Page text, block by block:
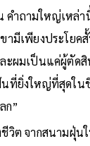
คำถามใหญ่เหล่า
ามีเพียงประโยค
ะผมเป็นแค่ผู้ตัด
ที่ยิ่งใหญ่ที่สุดใน
ก”
วิต จากสนามฝุ่น